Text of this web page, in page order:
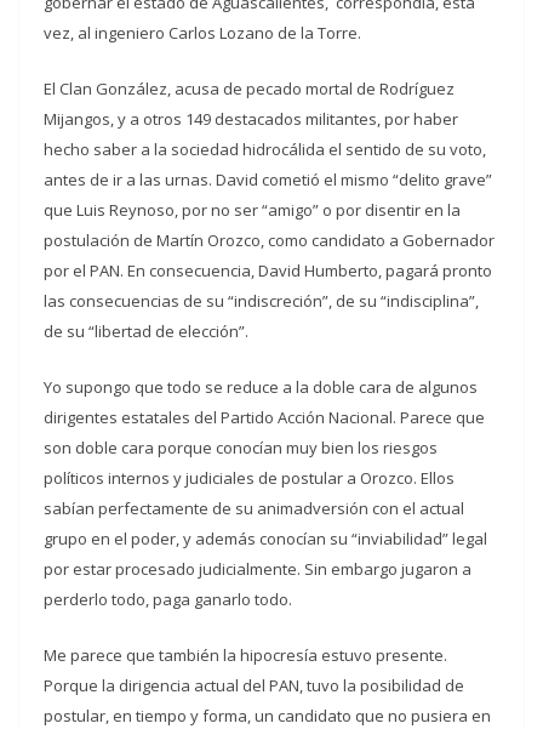
vez, al ingeniero Carlos Lozano de la Torre.
El Clan González, acusa de pecado mortal de Rodríguez
Mijangos, y a otros 149 destacados militantes, por haber
hecho saber a la sociedad hidrocálida el sentido de su voto,
antes de ir a las urnas. David cometió el mismo “delito grave”
que Luis Reynoso, por no ser “amigo” o por disentir en la
postulación de Martín Orozco, como candidato a Gobernador
por el PAN. En consecuencia, David Humberto, pagará pronto
las consecuencias de su “indiscreción”, de su “indisciplina”,
de su “libertad de elección”.
Yo supongo que todo se reduce a la doble cara de algunos
dirigentes estatales del Partido Acción Nacional. Parece que
son doble cara porque conocían muy bien los riesgos
políticos internos y judiciales de postular a Orozco. Ellos
sabían perfectamente de su animadversión con el actual
grupo en el poder, y además conocían su “inviabilidad” legal
por estar procesado judicialmente. Sin embargo jugaron a
perderlo todo, paga ganarlo todo.
Me parece que también la hipocresía estuvo presente.
Porque la dirigencia actual del PAN, tuvo la posibilidad de
postular, en tiempo y forma, un candidato que no pusiera en